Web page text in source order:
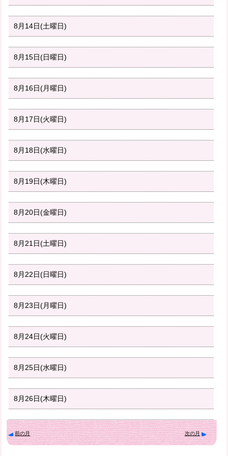
8月14日(土曜日)
8月15日(日曜日)
8月16日(月曜日)
8月17日(火曜日)
8月18日(水曜日)
8月19日(木曜日)
8月20日(金曜日)
8月21日(土曜日)
8月22日(日曜日)
8月23日(月曜日)
8月24日(火曜日)
8月25日(水曜日)
8月26日(木曜日)
前の月 次の月